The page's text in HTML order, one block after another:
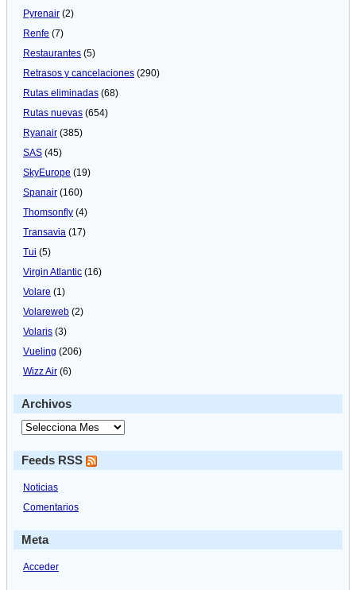
Pyrenair (2)
Renfe (7)
Restaurantes (5)
Retrasos y cancelaciones (290)
Rutas eliminadas (68)
Rutas nuevas (654)
Ryanair (385)
SAS (45)
SkyEurope (19)
Spanair (160)
Thomsonfly (4)
Transavia (17)
Tui (5)
Virgin Atlantic (16)
Volare (1)
Volareweb (2)
Volaris (3)
Vueling (206)
Wizz Air (6)
Archivos
Feeds RSS
Noticias
Comentarios
Meta
Acceder